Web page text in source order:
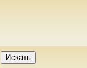
Искать